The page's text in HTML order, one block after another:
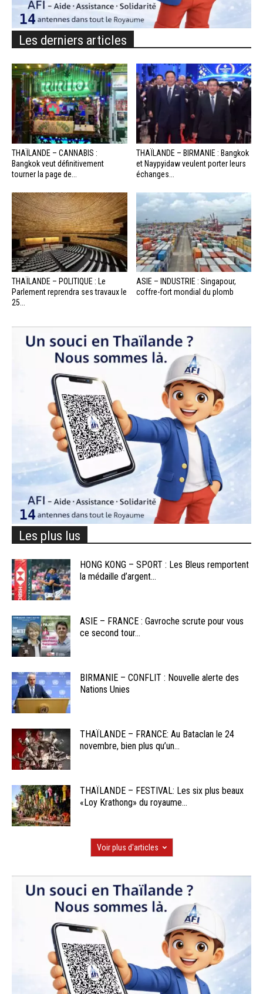
Les derniers articles
THAÏLANDE – CANNABIS :
Bangkok veut définitivement
tourner la page de...
THAÏLANDE – BIRMANIE : Bangkok
et Naypyidaw veulent porter leurs
échanges...
THAÏLANDE – POLITIQUE : Le
Parlement reprendra ses travaux le
25...
ASIE – INDUSTRIE : Singapour,
coffre-fort mondial du plomb
Les plus lus
HONG KONG – SPORT : Les Bleus remportent
la médaille d’argent...
ASIE – FRANCE : Gavroche scrute pour vous
ce second tour...
BIRMANIE – CONFLIT : Nouvelle alerte des
Nations Unies
THAÏLANDE – FRANCE: Au Bataclan le 24
novembre, bien plus qu’un...
THAÏLANDE – FESTIVAL: Les six plus beaux
«Loy Krathong» du royaume...
Voir plus d'articles